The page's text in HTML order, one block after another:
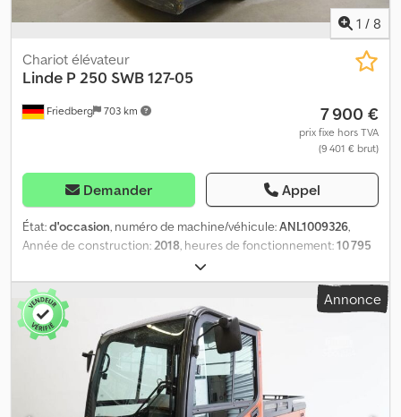
1 / 8
Friedberg 703 km
Chariot élévateur
Linde P 250 SWB 127-05
7 900 €
prix fixe hors TVA
(9 401 € brut)
Demander Appel
État:d'occasion, numéro de machine/véhicule:ANL1009326,
Année de construction:2018, heures de fonctionnement:10 795
25 000 kg, capacité de la batterie:
tension de la batterie:80 V, taille du pneu avant:21x8-9, taille de
pneu arrière:
, hauteur totale:1 820
mm, longueur totale:3 045 mm, largeur totale:
carburant:
électricité, - Aquamatic sur batterie - Connecteur
véhicule REMA 320A - Changement de batterie vertical - Cabine
intégrale - Hauteur hors tout avec toit de protection conducteur
: 1820 mm - Chauffage - Système d'éclairage avec feux de
Annonce